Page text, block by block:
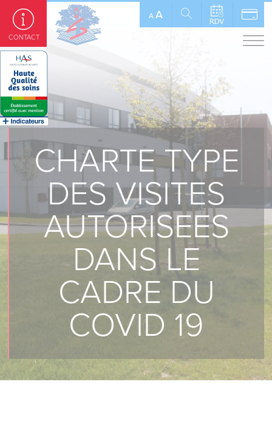
A A
CHARTE TYPE
DES VISITES
AUTORISEES
DANS LE
CADRE DU
COVID 19
CONTACT
Panneau de gestion des cookies